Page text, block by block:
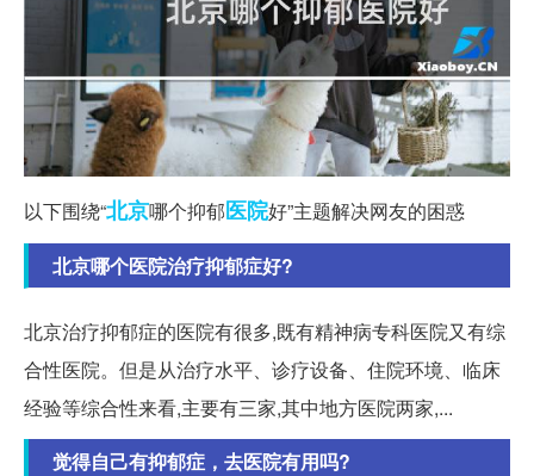
以下围绕“北京哪个抑郁医院好”主题解决网友的困惑
北京哪个医院治疗抑郁症好?
北京治疗抑郁症的医院有很多,既有精神病专科医院又有综
合性医院。但是从治疗水平、诊疗设备、住院环境、临床
经验等综合性来看,主要有三家,其中地方医院两家,...
觉得自己有抑郁症，去医院有用吗?